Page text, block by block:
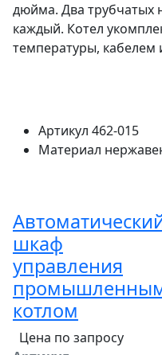
дюйма. Два трубчатых
каждый. Котел
температуры, кабелем
Артикул 462-015
Материал
шкаф
управления
котлом
Цена по запросу